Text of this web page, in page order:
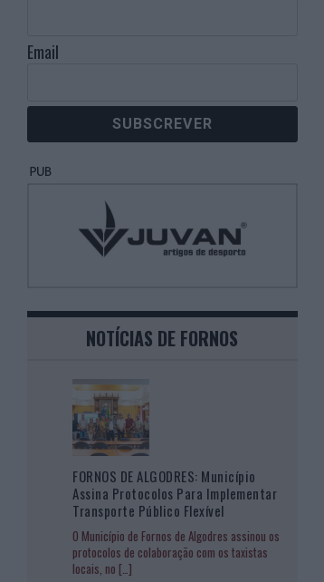
Email
NOTÍCIAS DE FORNOS
FORNOS DE ALGODRES: Município
Assina Protocolos Para Implementar
Transporte Público Flexível
O Município de Fornos de Algodres assinou os
protocolos de colaboração com os taxistas
locais, no […]